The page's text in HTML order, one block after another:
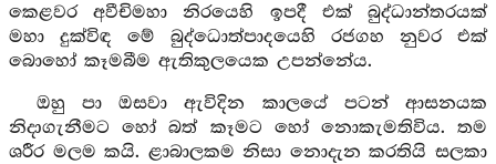
කෙළවර අවීචිමහා නිරයෙහි ඉපදී එක් බුද්ධාන්තරයක්
මහා දුක්විඳ මේ බුද්ධොත්පාදයෙහි රජගහ නුවර එක්
බොහෝ කෑමබීම ඇතිකුලයෙක උපන්නේය.
ඔහු පා ඔසවා ඇවිදින කාලයේ පටන් ආසනයක
නිදාගැනීමට හෝ බත් කෑමට හෝ නොකැමතිවිය. තම
ශරීර මලම කයි. ළාබාලකම නිසා නොදැන කරතියි සලකා